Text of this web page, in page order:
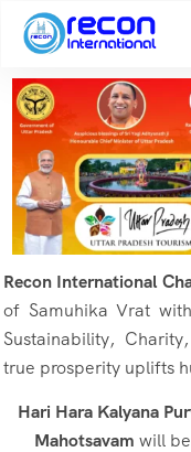
Recon International
of Samuhika Vrat
Sustainability,
true prosperity uplifts
Hari Hara Kalyana
Mahotsavam will